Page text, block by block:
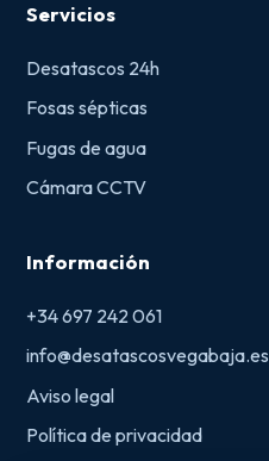
Servicios
Desatascos 24h
Fosas sépticas
Fugas de agua
Cámara CCTV
Información
+34 697 242 061
info@desatascosvegabaja.es
Aviso legal
Política de privacidad